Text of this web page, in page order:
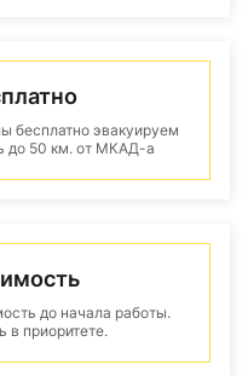
бесплатно эвакуируем
до 50 км. от МКАД-а
до начала работы.
в приоритете.